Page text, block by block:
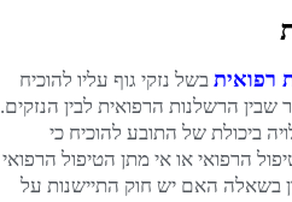
רפואית בשל נזקי גוף עליו להוכיח
הרשלנות הרפואית לבין הנזקים.
ביכולת של התובע להוכיח כי
הרפואי או אי מתן הטיפול הרפואי
בשאלה האם יש חוק התיישנות על